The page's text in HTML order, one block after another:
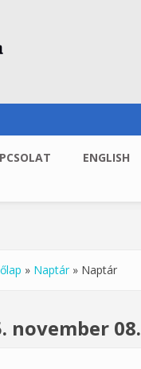
ENGLISH
hely
» Naptár » Naptár
november 08.